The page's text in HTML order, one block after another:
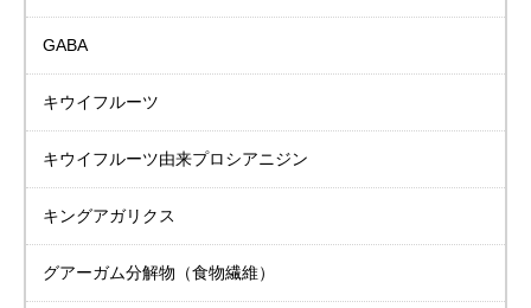
GABA
キウイフルーツ
キウイフルーツ由来プロシアニジン
キングアガリクス
グアーガム分解物 （食物繊維）